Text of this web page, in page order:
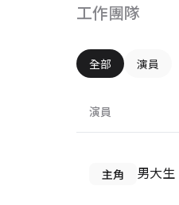
工作團隊
全部 演員
演員
主角 男大生